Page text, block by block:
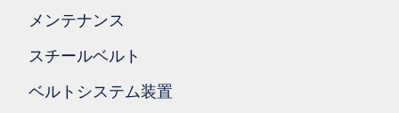
メンテナンス
スチールベルト
ベルトシステム装置